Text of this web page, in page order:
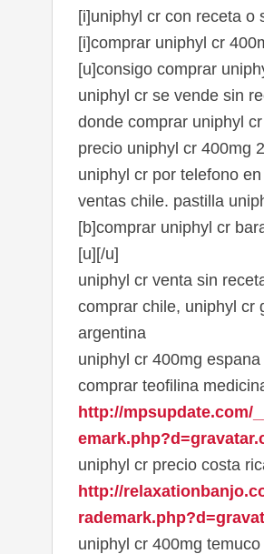
[i]uniphyl cr con receta o
[i]comprar uniphyl cr
[u]consigo comprar
uniphyl cr se vende sin
donde comprar uniphyl
precio uniphyl cr 400mg
uniphyl cr por telefono
ventas chile. pastilla
[b]comprar uniphyl cr
[u][/u]
uniphyl cr venta sin
comprar chile, uniphyl cr
argentina
uniphyl cr 400mg
comprar teofilina
http://mpsupdate.com/
uniphyl cr precio costa
http://
uniphyl cr 400mg